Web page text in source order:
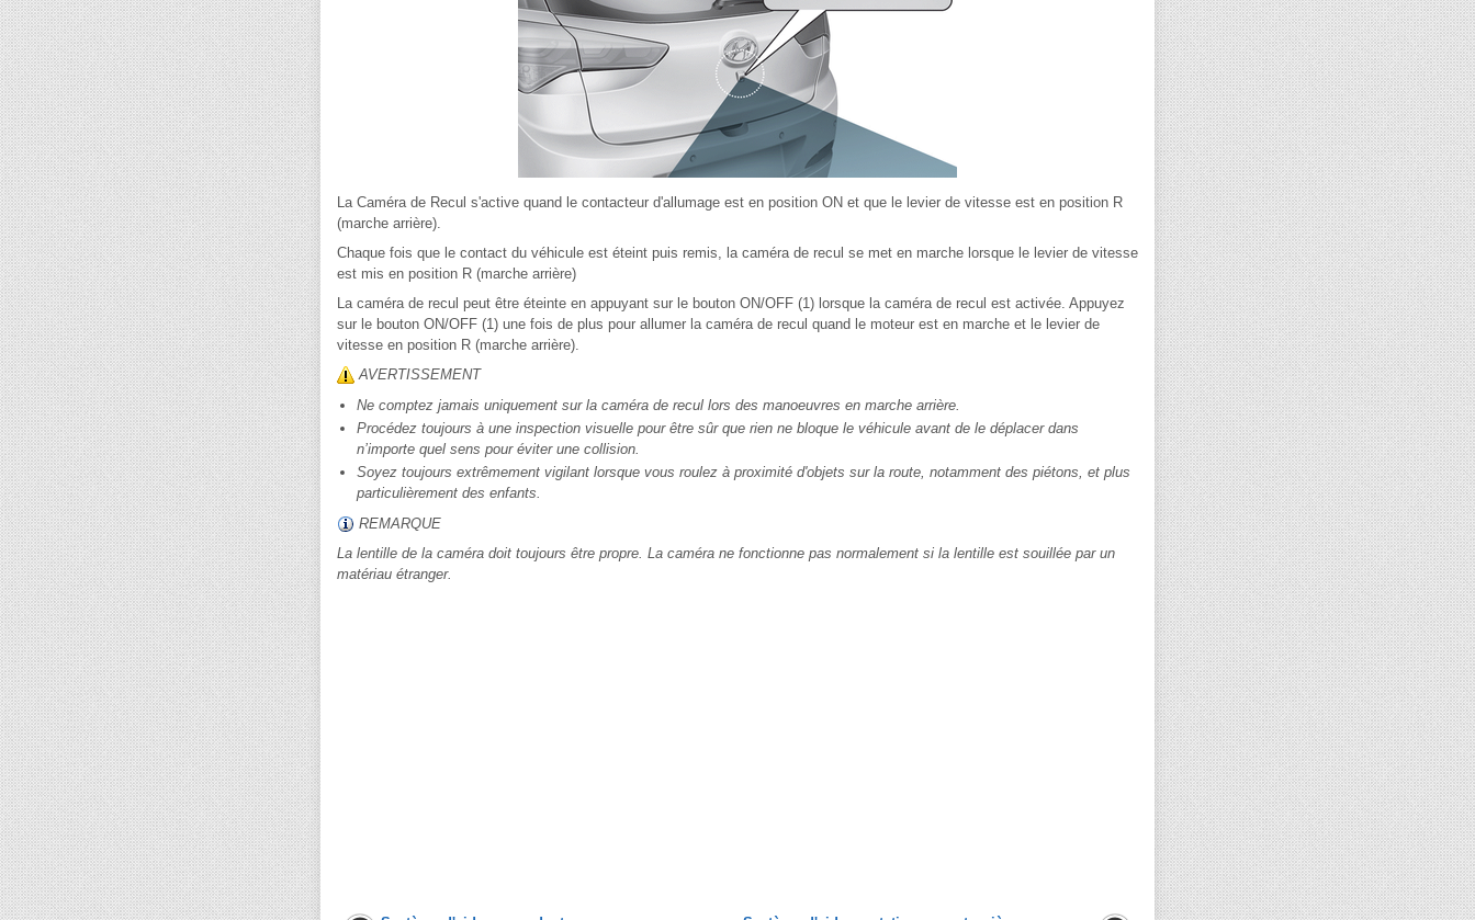
La Caméra de Recul s'active quand le contacteur d'allumage est en position ON et que le levier de vitesse est en position R
(marche arrière).
Chaque fois que le contact du véhicule est éteint puis remis, la caméra de recul se met en marche lorsque le levier de vitesse
est mis en position R (marche arrière)
La caméra de recul peut être éteinte en appuyant sur le bouton ON/OFF (1) lorsque la caméra de recul est activée. Appuyez
sur le bouton ON/OFF (1) une fois de plus pour allumer la caméra de recul quand le moteur est en marche et le levier de
vitesse en position R (marche arrière).
AVERTISSEMENT
Ne comptez jamais uniquement sur la caméra de recul lors des manoeuvres en marche arrière.
Procédez toujours à une inspection visuelle pour être sûr que rien ne bloque le véhicule avant de le déplacer dans
n’importe quel sens pour éviter une collision.
Soyez toujours extrêmement vigilant lorsque vous roulez à proximité d'objets sur la route, notamment des piétons, et plus
particulièrement des enfants.
REMARQUE
La lentille de la caméra doit toujours être propre. La caméra ne fonctionne pas normalement si la lentille est souillée par un
matériau étranger.